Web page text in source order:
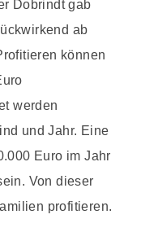
Dobrindt gab
ab
können
werden
und Jahr. Eine
Euro im Jahr
Von dieser
profitieren.